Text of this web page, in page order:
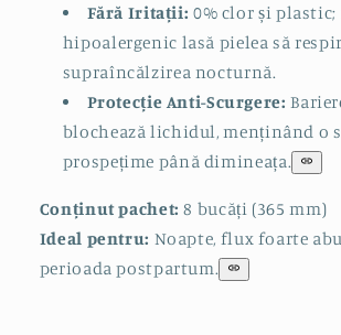
Fără Iritații: 0% clor și
hipoalergenic lasă pielea să
supraîncălzirea nocturnă.
Protecție Anti-Scurgere:
blochează lichidul, menținând o
prospețime până dimineața.
Conținut pachet: 8 bucăți (365 mm)
Ideal pentru: Noapte, flux foarte
perioada postpartum.